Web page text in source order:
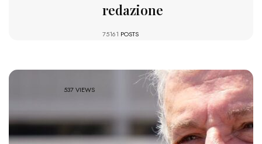
redazione
75161 POSTS
537 VIEWS